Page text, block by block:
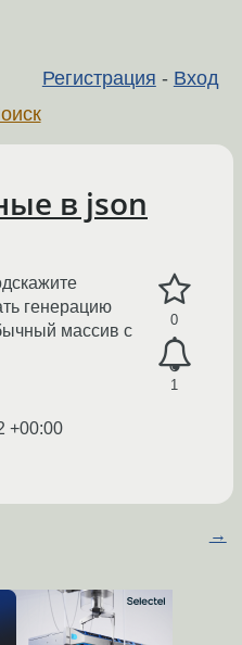
Регистрация - Вход
в json
0
1
генерацию
массив с
+00:00
→